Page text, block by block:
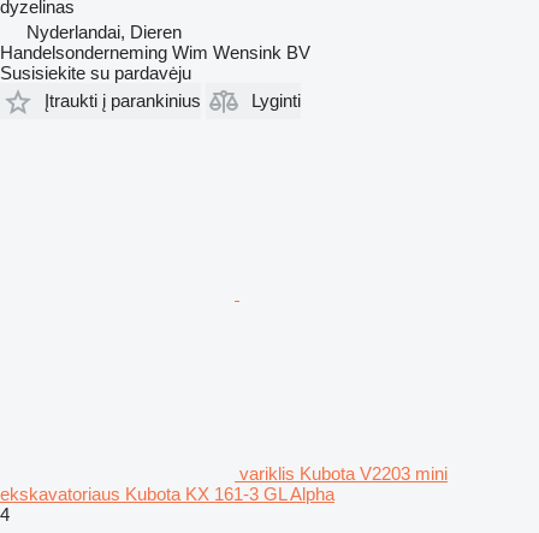
dyzelinas
Nyderlandai, Dieren
Handelsonderneming Wim Wensink BV
Susisiekite su pardavėju
Įtraukti į parankinius
Lyginti
variklis Kubota V2203 mini
ekskavatoriaus Kubota KX 161-3 GL Alpha
4